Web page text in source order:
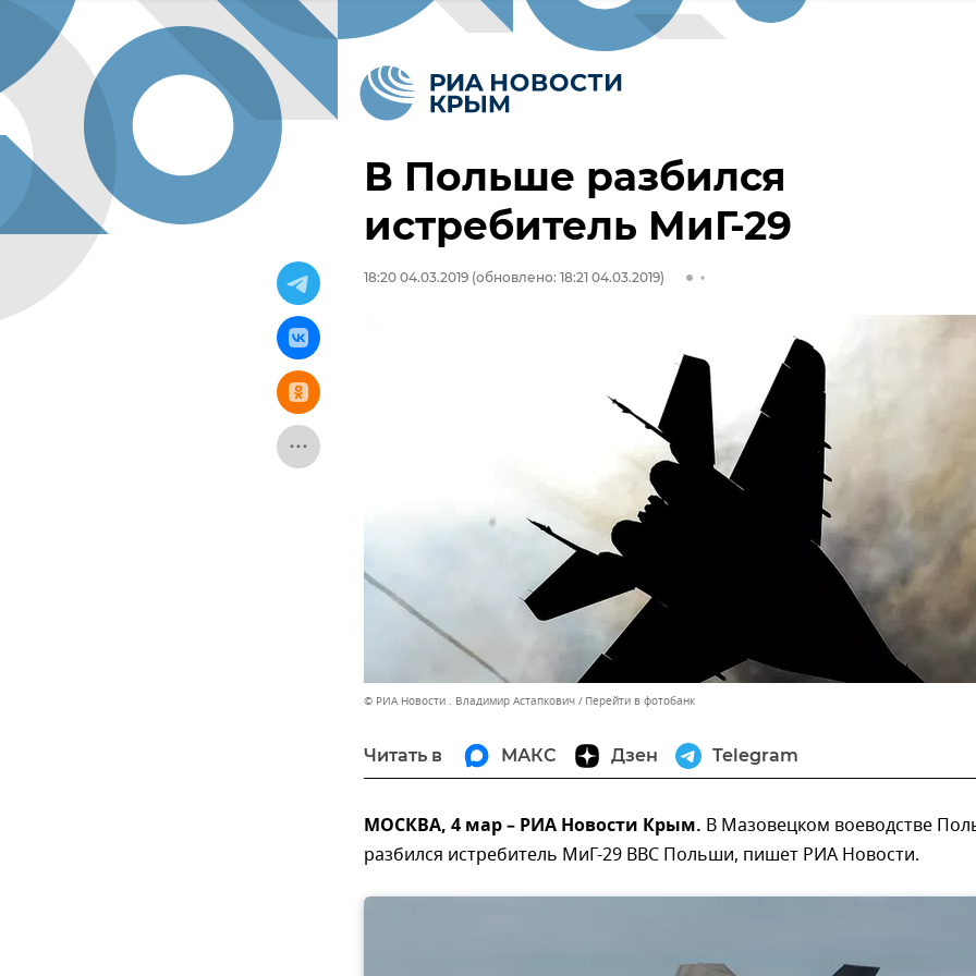
В Польше разбился
истребитель МиГ-29
18:20 04.03.2019 (обновлено: 18:21 04.03.2019)
© РИА Новости . Владимир Астапкович Перейти в фотобанк
Читать в МАКС Дзен Telegram
МОСКВА, 4 мар – РИА Новости Крым. В Мазовецком воеводстве
разбился истребитель МиГ-29 ВВС Польши, пишет РИА Новости.